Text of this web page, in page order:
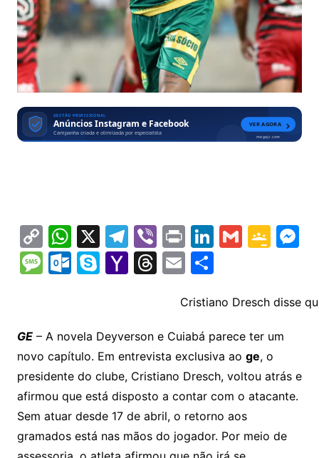
C
o
p
Li
n
k
W
h
at
A
p
p
X T
el
e
a
m
Vi
b
er
Pr
in
t
Li
n
k
e
dI
n
G
l
G
gl
e
Cl
a
s
o
M
s
g
M
s
a
g
e
O
o
k.
c
o
m
S
p
e
Y
o
o
M
ai
l
T
a
d
s
E
ai
l
S
ar
e
Cristiano Dresch disse
GE– A novela Deyverson e Cuiabá parece ter um
novo capítulo. Em entrevista exclusiva ao ge, o
presidente do clube, Cristiano Dresch, voltou atrás e
afirmou que está disposto a contar com o atacante.
Sem atuar desde 17 de abril, o retorno aos
gramados está nas mãos do jogador. Por meio de